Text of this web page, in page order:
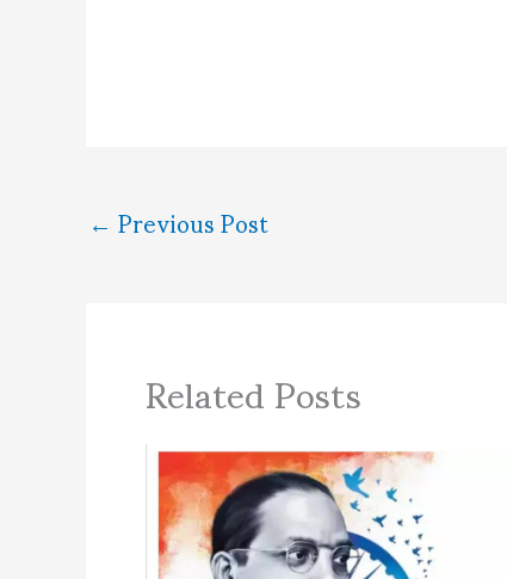
←Previous Post
Related Posts